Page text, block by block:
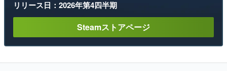
リリース日：2026年第4四半期
Steamストアページ